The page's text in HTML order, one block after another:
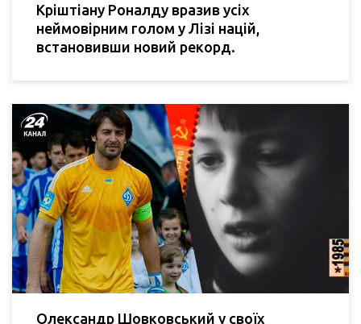
Кріштіану Роналду вразив усіх
неймовірним голом у Лізі націй,
встановивши новий рекорд.
Олександр Шовковський у своїх